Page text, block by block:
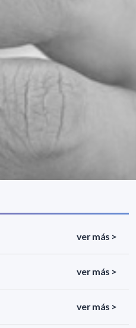
ver más >
ver más >
ver más >